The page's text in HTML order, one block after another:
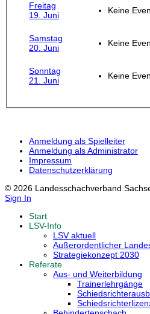
Freitag
19. Juni
Keine
Samstag
20. Juni
Keine
Sonntag
21. Juni
Keine
Anmeldung als Spielleiter
Anmeldung als Administrator
Impressum
Datenschutzerklärung
© 2026 Landesschachverband
Sign In
Start
LSV-Info
LSV aktuell
Außerordentlicher
Strategiekonzept 2030
Referate
Aus- und Weiterbildung
Trainerlehrgänge